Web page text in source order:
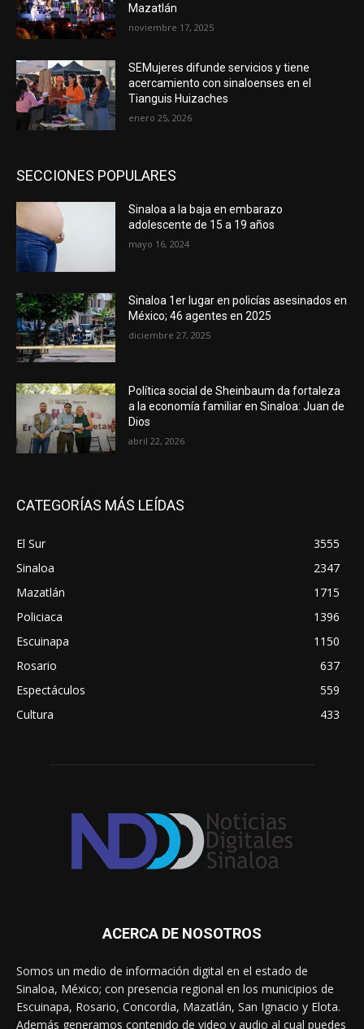
Mazatlán
noviembre 17, 2025
SEMujeres difunde servicios y tiene
acercamiento con sinaloenses en el
Tianguis Huizaches
enero 25, 2026
SECCIONES POPULARES
Sinaloa a la baja en embarazo
adolescente de 15 a 19 años
mayo 16, 2024
Sinaloa 1er lugar en policías asesinados en
México; 46 agentes en 2025
diciembre 27, 2025
Política social de Sheinbaum da fortaleza
a la economía familiar en Sinaloa: Juan de
Dios
abril 22, 2026
CATEGORÍAS MÁS LEÍDAS
El Sur
3555
Sinaloa
2347
Mazatlán
1715
Policiaca
1396
Escuinapa
1150
Rosario
637
Espectáculos
559
Cultura
433
ACERCA DE NOSOTROS
Somos un medio de información digital en el estado de
Sinaloa, México; con presencia regional en los municipios de
Escuinapa, Rosario, Concordia, Mazatlán, San Ignacio y Elota.
Además generamos contenido de video y audio al cual puedes